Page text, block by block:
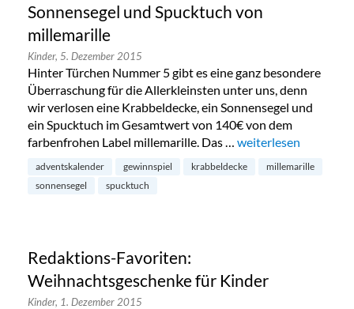
Sonnensegel und Spucktuch von
millemarille
Kinder, 5. Dezember 2015
Hinter Türchen Nummer 5 gibt es eine ganz besondere
Überraschung für die Allerkleinsten unter uns, denn
wir verlosen eine Krabbeldecke, ein Sonnensegel und
ein Spucktuch im Gesamtwert von 140€ von dem
farbenfrohen Label millemarille. Das … „Adventskalender
weiterlesen
adventskalender gewinnspiel krabbeldecke
millemarille
sonnensegel
spucktuch
Redaktions-Favoriten:
Weihnachtsgeschenke für Kinder
Kinder, 1. Dezember 2015